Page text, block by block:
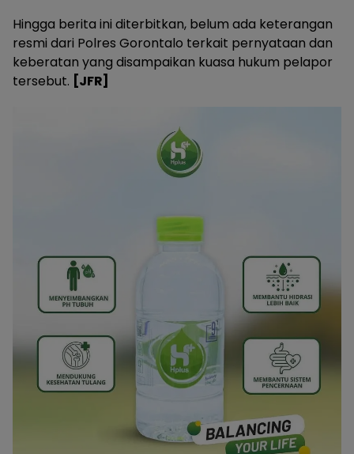
Hingga berita ini diterbitkan, belum ada keterangan
resmi dari Polres Gorontalo terkait pernyataan dan
keberatan yang disampaikan kuasa hukum pelapor
tersebut. [JFR]